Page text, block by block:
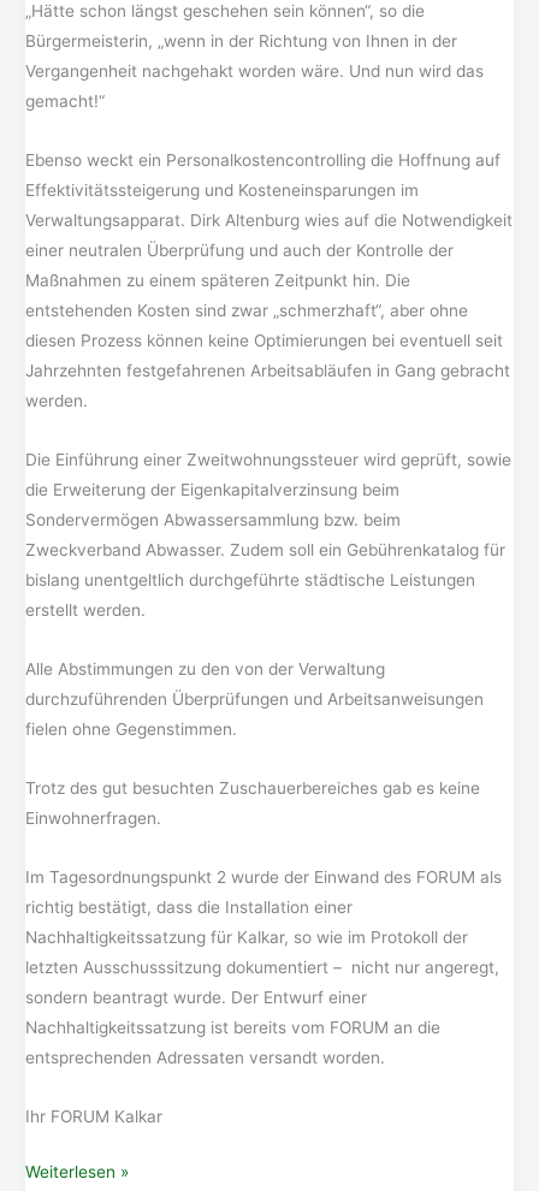
„Hätte schon längst geschehen sein können“, so die
Bürgermeisterin, „wenn in der Richtung von Ihnen in der
Vergangenheit nachgehakt worden wäre. Und nun wird das
gemacht!“
Ebenso weckt ein Personalkostencontrolling die Hoffnung auf
Effektivitätssteigerung und Kosteneinsparungen im
Verwaltungsapparat. Dirk Altenburg wies auf die Notwendigkeit
einer neutralen Überprüfung und auch der Kontrolle der
Maßnahmen zu einem späteren Zeitpunkt hin. Die
entstehenden Kosten sind zwar „schmerzhaft“, aber ohne
diesen Prozess können keine Optimierungen bei eventuell seit
Jahrzehnten festgefahrenen Arbeitsabläufen in Gang gebracht
werden.
Die Einführung einer Zweitwohnungssteuer wird geprüft, sowie
die Erweiterung der Eigenkapitalverzinsung beim
Sondervermögen Abwassersammlung bzw. beim
Zweckverband Abwasser. Zudem soll ein Gebührenkatalog für
bislang unentgeltlich durchgeführte städtische Leistungen
erstellt werden.
Alle Abstimmungen zu den von der Verwaltung
durchzuführenden Überprüfungen und Arbeitsanweisungen
fielen ohne Gegenstimmen.
Trotz des gut besuchten Zuschauerbereiches gab es keine
Einwohnerfragen.
Im Tagesordnungspunkt 2 wurde der Einwand des FORUM als
richtig bestätigt, dass die Installation einer
Nachhaltigkeitssatzung für Kalkar, so wie im Protokoll der
letzten Ausschusssitzung dokumentiert – nicht nur angeregt,
sondern beantragt wurde. Der Entwurf einer
Nachhaltigkeitssatzung ist bereits vom FORUM an die
entsprechenden Adressaten versandt worden.
Ihr FORUM Kalkar
Sitzung
Weiterlesen »